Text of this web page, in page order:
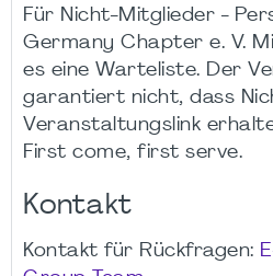
Für Nicht-Mitglieder -
Germany Chapter e. V.
es eine Warteliste. Der
garantiert nicht, dass
Veranstaltungslink
First come, first serve.
Kontakt
Kontakt für Rückfragen: